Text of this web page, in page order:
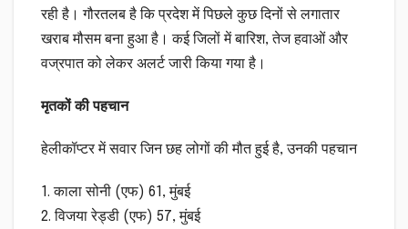
रही है। गौरतलब है कि प्रदेश में पिछले कुछ दिनों से लगातार
खराब मौसम बना हुआ है। कई जिलों में बारिश, तेज हवाओं और
वज्रपात को लेकर अलर्ट जारी किया गया है।
मृतकों की पहचान
हेलीकॉप्टर में सवार जिन छह लोगों की मौत हुई है, उनकी पहचान
1. काला सोनी (एफ) 61, मुंबई
2. विजया रेड्डी (एफ) 57, मुंबई